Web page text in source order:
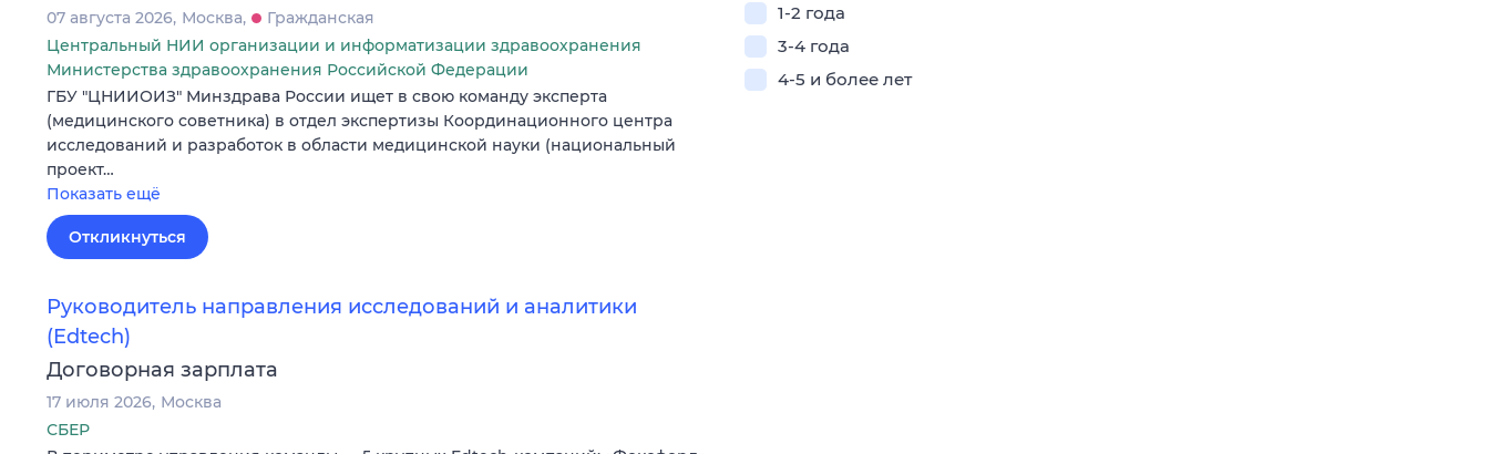
07 августа 2026 Москва
Гражданская
Центральный НИИ организации и информатизации здравоохранения
Министерства здравоохранения Российской Федерации
ГБУ "ЦНИИОИЗ" Минздрава России ищет в свою команду эксперта
(медицинского советника) в отдел экспертизы Координационного центра
исследований и разработок в области медицинской науки (национальный
проект…
Показать ещё
Откликнуться
Руководитель направления исследований и аналитики
(Edtech)
Договорная зарплата
17 июля 2026 Москва
СБЕР
1-2 года
3-4 года
4-5 и более лет